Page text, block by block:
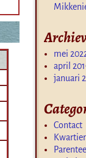
mei
april
januari
Contact